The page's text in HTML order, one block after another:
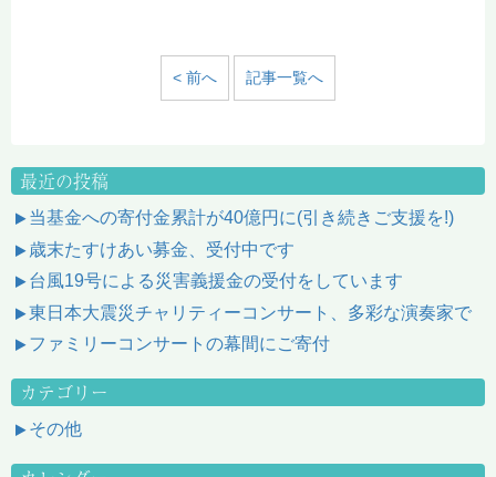
< 前へ 記事一覧へ
最近の投稿
当基金への寄付金累計が40億円に(引き続きご支援を!)
歳末たすけあい募金、受付中です
台風19号による災害義援金の受付をしています
東日本大震災チャリティーコンサート、多彩な演奏家で
ファミリーコンサートの幕間にご寄付
カテゴリー
その他